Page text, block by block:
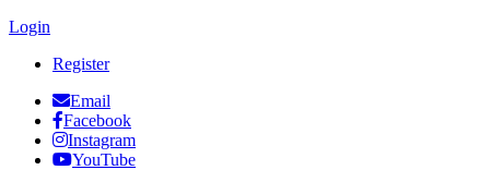
Login
Register
Email
Facebook
Instagram
YouTube